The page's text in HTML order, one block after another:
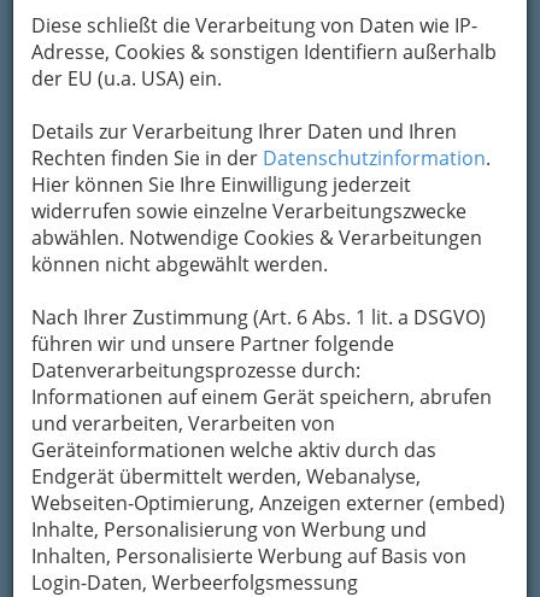
Diese schließt die Verarbeitung von Daten wie IP-
Adresse, Cookies & sonstigen Identifiern außerhalb
der EU (u.a. USA) ein.
Details zur Verarbeitung Ihrer Daten und Ihren
Rechten finden Sie in der Datenschutzinformation.
Hier können Sie Ihre Einwilligung jederzeit
widerrufen sowie einzelne Verarbeitungszwecke
abwählen. Notwendige Cookies & Verarbeitungen
können nicht abgewählt werden.
Nach Ihrer Zustimmung (Art. 6 Abs. 1 lit. a DSGVO)
führen wir und unsere Partner folgende
Datenverarbeitungsprozesse durch:
Informationen auf einem Gerät speichern, abrufen
und verarbeiten, Verarbeiten von
Geräteinformationen welche aktiv durch das
Endgerät übermittelt werden, Webanalyse,
Webseiten-Optimierung, Anzeigen externer (embed)
Inhalte, Personalisierung von Werbung und
Inhalten, Personalisierte Werbung auf Basis von
Login-Daten, Werbeerfolgsmessung
Kontaktaufnahme
Um die Info-Graz Firmenvor Spam-Mails zu
bewahren, verwenden wir an dieser Stelle zur
Übermittlung Ihrer Nachricht ein sicheres
Formular. Ihre Nachricht wird nach dem
Absenden umgehend per Mail an das
Unternehmen Hans Diether Zorn weitergeleitet.
Meine Email Adresse
Mein Betreff
Meine Nachricht